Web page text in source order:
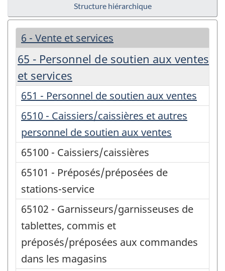
Structure hiérarchique
6 - Vente et services
65 - Personnel de soutien aux ventes
et services
651 - Personnel de soutien aux ventes
6510 - Caissiers/caissières et autres
personnel de soutien aux ventes
65100 - Caissiers/caissières
65101 - Préposés/préposées de
stations-service
65102 - Garnisseurs/garnisseuses de
tablettes, commis et
préposés/préposées aux commandes
dans les magasins